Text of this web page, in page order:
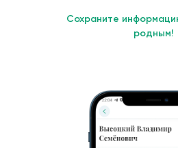
Сохраните
родным!